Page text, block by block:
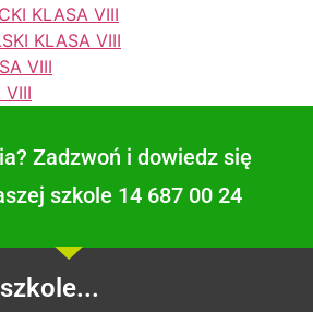
KLASA VIII
KLASA VIII
VIII
VIII
Zadzwoń i dowiedz się
szkole 14 687 00 24